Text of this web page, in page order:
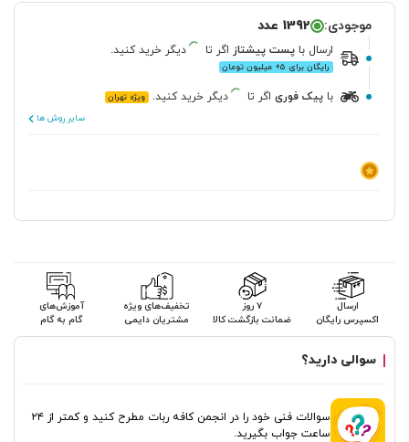
موجودی: 1392 عدد
ارسال با پست پیشتاز اگر تا دیگر خرید کنید.
رایگان برای ۵+ میلیون تومان
با پیک فوری اگر تا دیگر خرید کنید.
ویژه تهران
سایر روش ها
ارسال
اکسپرس رایگان
۷ روز
ضمانت بازگشت کالا
تخفیف‌های ویژه
مشتریان دایمی
آموزش‌های
گام به گام
سوالی دارید؟
سوالات فنی خود را در انجمن کافه ربات مطرح کنید و کمتر از ۲۴
ساعت جواب بگیرید.